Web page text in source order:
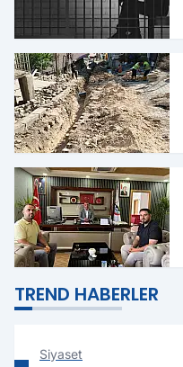
TREND HABERLER
Siyaset